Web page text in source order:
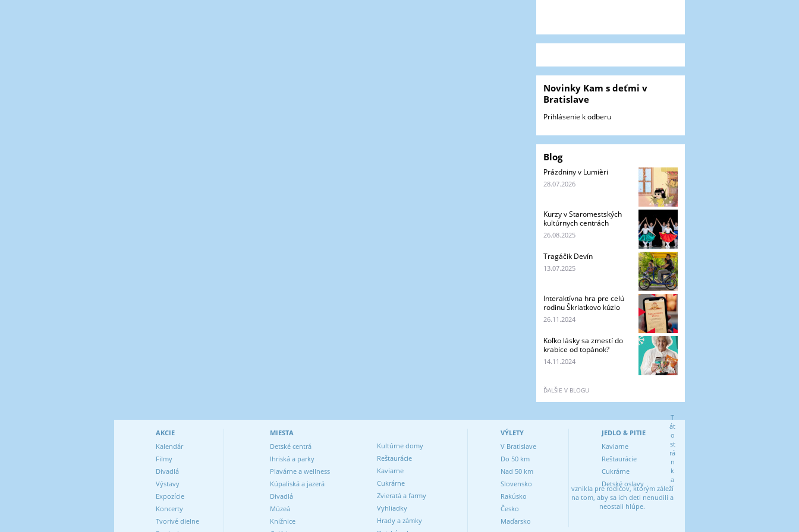
Novinky Kam s deťmi v
Bratislave
Prihlásenie k odberu
Blog
Prázdniny v Lumièri
28.07.2026
Kurzy v Staromestských
kultúrnych centrách
26.08.2025
Tragáčik Devín
13.07.2025
Interaktívna hra pre celú
rodinu Škriatkovo kúzlo
26.11.2024
Koľko lásky sa zmestí do
krabice od topánok?
14.11.2024
ĎALŠIE V BLOGU
AKCIE
Kalendár
Filmy
Divadlá
Výstavy
Expozície
Koncerty
Tvorivé dielne
MIESTA
Detské centrá
Ihriská a parky
Plavárne a wellness
Kúpaliská a jazerá
Divadlá
Múzeá
Knižnice
Kultúrne domy
Reštaurácie
Kaviarne
Cukrárne
Zvieratá a farmy
Vyhliadky
Hrady a zámky
VÝLETY
V Bratislave
Do 50 km
Nad 50 km
Slovensko
Rakúsko
Česko
Maďarsko
JEDLO & PITIE
Kaviarne
Reštaurácie
Cukrárne
Detské oslavy
T
át
o
st
rá
n
k
a
vznikla pre rodičov, ktorým záleží
na tom, aby sa ich deti nenudili a
neostali hlúpe.